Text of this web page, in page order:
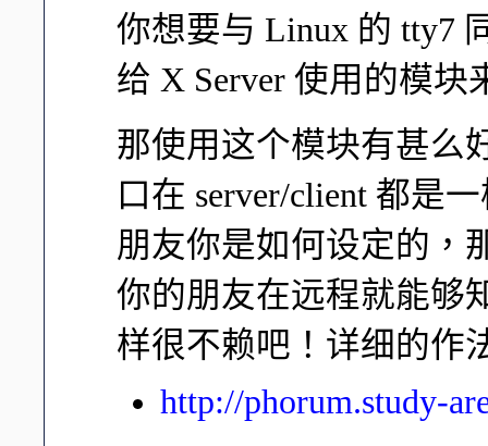
你想要与 Linux 的 tty7
给 X Server 使用的模块
那使用这个模块有甚么
口在 server/client 都是
朋友你是如何设定的，
你的朋友在远程就能够
样很不赖吧！详细的作
http://phorum.study-